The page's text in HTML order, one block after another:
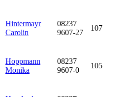
Hintermayr
Carolin
08237
9607-27
107
Hoppmann
Monika
08237
9607-0
105